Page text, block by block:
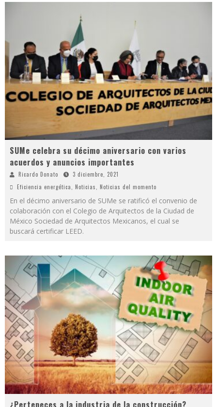
SUMe celebra su décimo aniversario con varios
acuerdos y anuncios importantes
Ricardo Donato
3 diciembre, 2021
Eficiencia energética, Noticias, Noticias del momento
En el décimo aniversario de SUMe se ratificó el convenio de
colaboración con el Colegio de Arquitectos de la Ciudad de
México Sociedad de Arquitectos Mexicanos, el cual se
buscará certificar LEED.
¿Perteneces a la industria de la construcción?